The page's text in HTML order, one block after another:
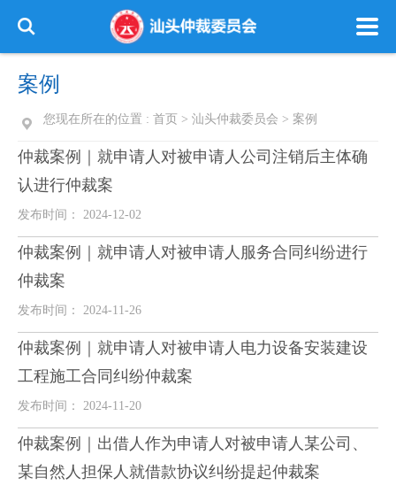
案例
您现在所在的位置 : 首页 > 汕头仲裁委员会 > 案例
仲裁案例｜就申请人对被申请人公司注销后主体确
认进行仲裁案
发布时间： 2024-12-02
仲裁案例｜就申请人对被申请人服务合同纠纷进行
仲裁案
发布时间： 2024-11-26
仲裁案例｜就申请人对被申请人电力设备安装建设
工程施工合同纠纷仲裁案
发布时间： 2024-11-20
仲裁案例｜出借人作为申请人对被申请人某公司、
某自然人担保人就借款协议纠纷提起仲裁案